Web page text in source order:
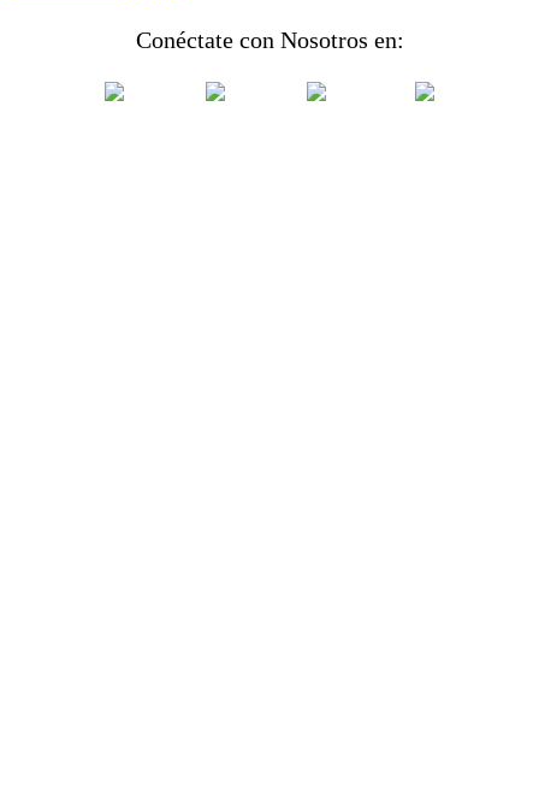
Conéctate con Nosotros en: